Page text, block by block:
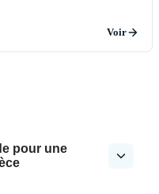
Voir
pour une